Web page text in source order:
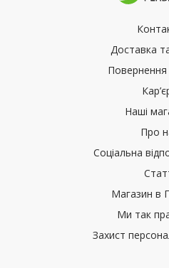
Доставка
Повернення
Наші
Про
Соціальна
Магазин в
Ми так
Захист